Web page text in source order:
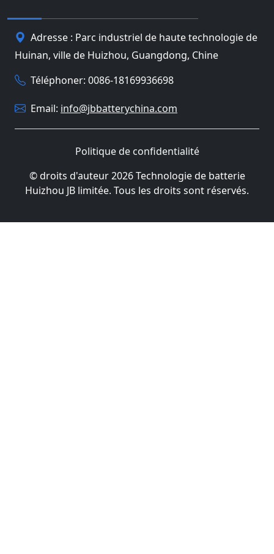
Adresse : Parc industriel de haute technologie de
Huinan, ville de Huizhou, Guangdong, Chine
Téléphoner: 0086-18169936698
Email: info@jbbatterychina.com
Politique de confidentialité
© droits d'auteur 2026 Technologie de batterie
Huizhou JB limitée. Tous les droits sont réservés.